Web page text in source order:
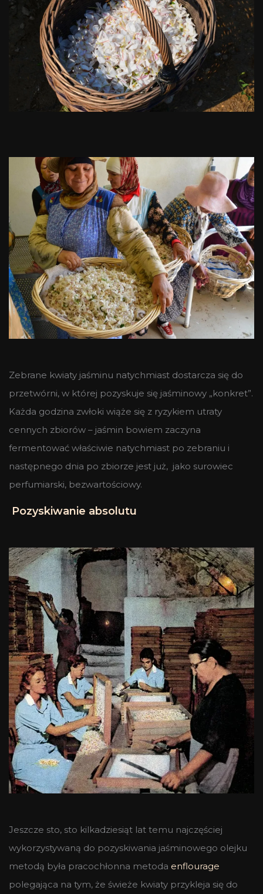
Zebrane kwiaty jaśminu natychmiast dostarcza się do
przetwórni, w której pozyskuje się jaśminowy „konkret”.
Każda godzina zwłoki wiąże się z ryzykiem utraty
cennych zbiorów – jaśmin bowiem zaczyna
fermentować właściwie natychmiast po zebraniu i
następnego dnia po zbiorze jest już, jako surowiec
perfumiarski, bezwartościowy.
Pozyskiwanie absolutu
Jeszcze sto, sto kilkadziesiąt lat temu najczęściej
wykorzystywaną do pozyskiwania jaśminowego olejku
metodą była pracochłonna metoda enflourage
polegająca na tym, że świeże kwiaty przykleja się do